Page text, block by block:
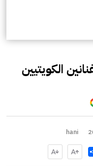
الكويتيين
hani